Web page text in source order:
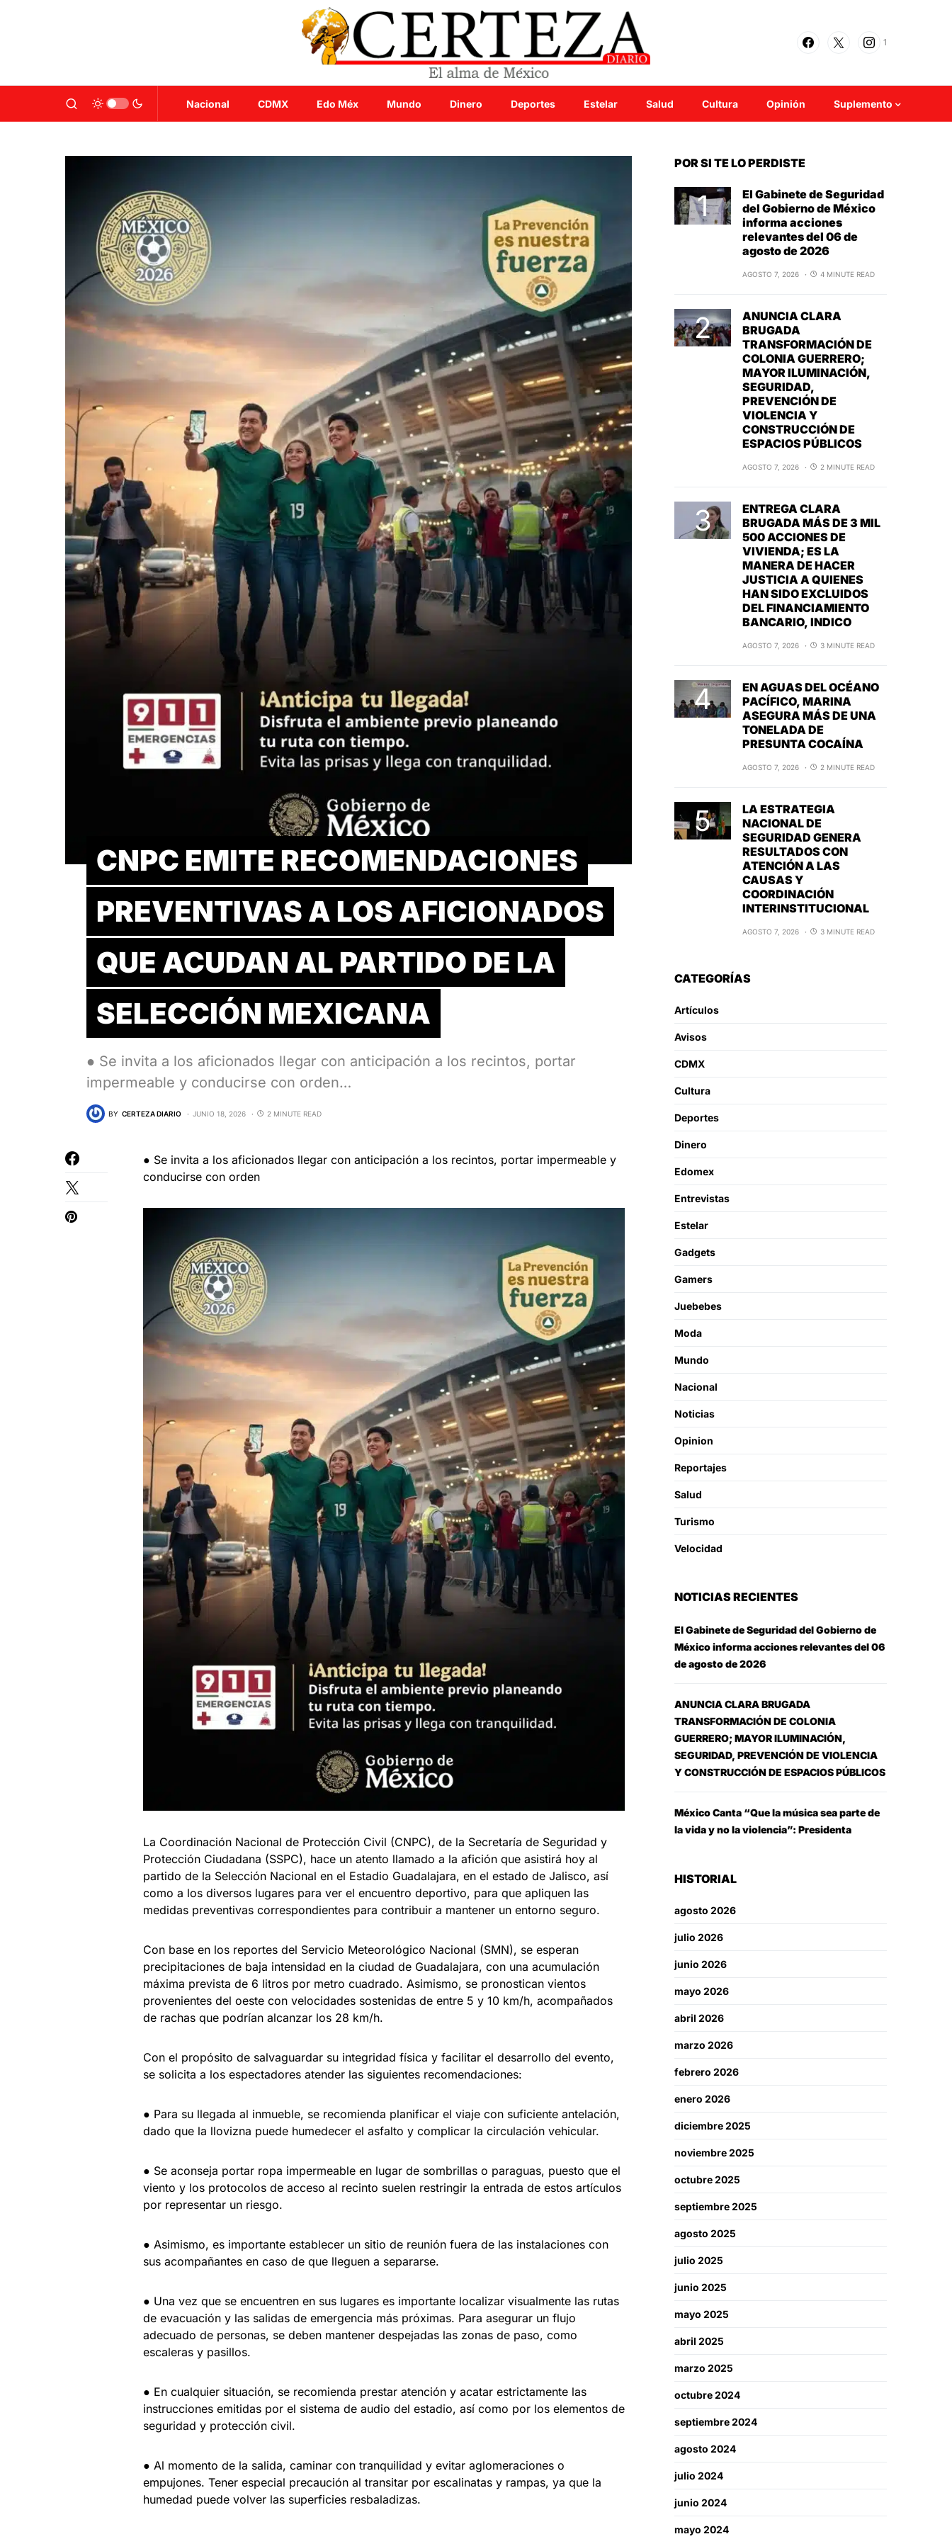
1
Nacional CDMX Edo Méx Mundo Dinero Deportes Estelar Salud Cultura Opinión Suplemento
CNPC EMITE RECOMENDACIONES
PREVENTIVAS A LOS AFICIONADOS
QUE ACUDAN AL PARTIDO DE LA
SELECCIÓN MEXICANA
● Se invita a los aficionados llegar con anticipación a los recintos, portar
impermeable y conducirse con orden…
BY CERTEZA DIARIO JUNIO 18, 2026 2 MINUTE READ
● Se invita a los aficionados llegar con anticipación a los recintos, portar impermeable y
conducirse con orden
La Coordinación Nacional de Protección Civil (CNPC), de la Secretaría de Seguridad y
Protección Ciudadana (SSPC), hace un atento llamado a la afición que asistirá hoy al
partido de la Selección Nacional en el Estadio Guadalajara, en el estado de Jalisco, así
como a los diversos lugares para ver el encuentro deportivo, para que apliquen las
medidas preventivas correspondientes para contribuir a mantener un entorno seguro.
Con base en los reportes del Servicio Meteorológico Nacional (SMN), se esperan
precipitaciones de baja intensidad en la ciudad de Guadalajara, con una acumulación
máxima prevista de 6 litros por metro cuadrado. Asimismo, se pronostican vientos
provenientes del oeste con velocidades sostenidas de entre 5 y 10 km/h, acompañados
de rachas que podrían alcanzar los 28 km/h.
Con el propósito de salvaguardar su integridad física y facilitar el desarrollo del evento,
se solicita a los espectadores atender las siguientes recomendaciones:
● Para su llegada al inmueble, se recomienda planificar el viaje con suficiente antelación,
dado que la llovizna puede humedecer el asfalto y complicar la circulación vehicular.
● Se aconseja portar ropa impermeable en lugar de sombrillas o paraguas, puesto que el
viento y los protocolos de acceso al recinto suelen restringir la entrada de estos artículos
por representar un riesgo.
● Asimismo, es importante establecer un sitio de reunión fuera de las instalaciones con
sus acompañantes en caso de que lleguen a separarse.
● Una vez que se encuentren en sus lugares es importante localizar visualmente las rutas
de evacuación y las salidas de emergencia más próximas. Para asegurar un flujo
adecuado de personas, se deben mantener despejadas las zonas de paso, como
escaleras y pasillos.
● En cualquier situación, se recomienda prestar atención y acatar estrictamente las
instrucciones emitidas por el sistema de audio del estadio, así como por los elementos de
seguridad y protección civil.
● Al momento de la salida, caminar con tranquilidad y evitar aglomeraciones o
empujones. Tener especial precaución al transitar por escalinatas y rampas, ya que la
humedad puede volver las superficies resbaladizas.
POR SI TE LO PERDISTE
El Gabinete de Seguridad
del Gobierno de México
informa acciones
relevantes del 06 de
agosto de 2026
AGOSTO 7, 2026 4 MINUTE READ
ANUNCIA CLARA
BRUGADA
TRANSFORMACIÓN DE
COLONIA GUERRERO;
MAYOR ILUMINACIÓN,
SEGURIDAD,
PREVENCIÓN DE
VIOLENCIA Y
CONSTRUCCIÓN DE
ESPACIOS PÚBLICOS
AGOSTO 7, 2026 2 MINUTE READ
ENTREGA CLARA
BRUGADA MÁS DE 3 MIL
500 ACCIONES DE
VIVIENDA; ES LA
MANERA DE HACER
JUSTICIA A QUIENES
HAN SIDO EXCLUIDOS
DEL FINANCIAMIENTO
BANCARIO, INDICO
AGOSTO 7, 2026 3 MINUTE READ
EN AGUAS DEL OCÉANO
PACÍFICO, MARINA
ASEGURA MÁS DE UNA
TONELADA DE
PRESUNTA COCAÍNA
AGOSTO 7, 2026 2 MINUTE READ
LA ESTRATEGIA
NACIONAL DE
SEGURIDAD GENERA
RESULTADOS CON
ATENCIÓN A LAS
CAUSAS Y
COORDINACIÓN
INTERINSTITUCIONAL
AGOSTO 7, 2026 3 MINUTE READ
CATEGORÍAS
Artículos
Avisos
CDMX
Cultura
Deportes
Dinero
Edomex
Entrevistas
Estelar
Gadgets
Gamers
Juebebes
Moda
Mundo
Nacional
Noticias
Opinion
Reportajes
Salud
Turismo
Velocidad
NOTICIAS RECIENTES
El Gabinete de Seguridad del Gobierno de
México informa acciones relevantes del 06
de agosto de 2026
ANUNCIA CLARA BRUGADA
TRANSFORMACIÓN DE COLONIA
GUERRERO; MAYOR ILUMINACIÓN,
SEGURIDAD, PREVENCIÓN DE VIOLENCIA
Y CONSTRUCCIÓN DE ESPACIOS PÚBLICOS
México Canta “Que la música sea parte de
la vida y no la violencia”: Presidenta
HISTORIAL
agosto 2026
julio 2026
junio 2026
mayo 2026
abril 2026
marzo 2026
febrero 2026
enero 2026
diciembre 2025
noviembre 2025
octubre 2025
septiembre 2025
agosto 2025
julio 2025
junio 2025
mayo 2025
abril 2025
marzo 2025
octubre 2024
septiembre 2024
agosto 2024
julio 2024
junio 2024
mayo 2024